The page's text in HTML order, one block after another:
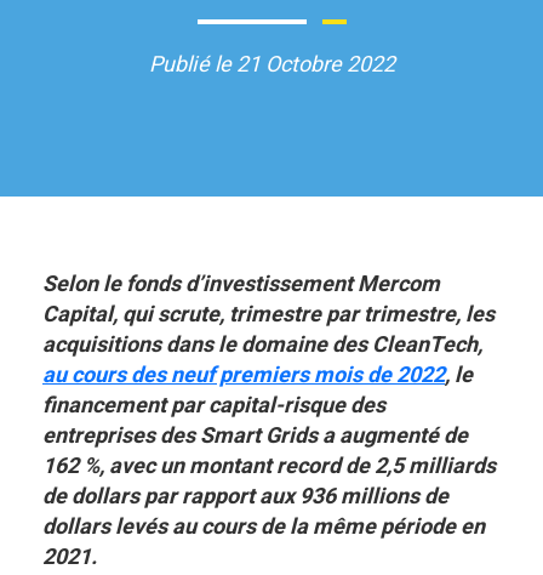
Publié le 21 Octobre 2022
Selon le fonds d’investissement Mercom
Capital, qui scrute, trimestre par trimestre, les
acquisitions dans le domaine des CleanTech,
au cours des neuf premiers mois de 2022, le
financement par capital-risque des
entreprises des Smart Grids a augmenté de
162 %, avec un montant record de 2,5 milliards
de dollars par rapport aux 936 millions de
dollars levés au cours de la même période en
2021.